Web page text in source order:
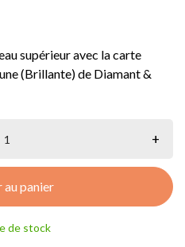
supérieur avec la carte
(Brillante) de Diamant &
+
panier
de stock